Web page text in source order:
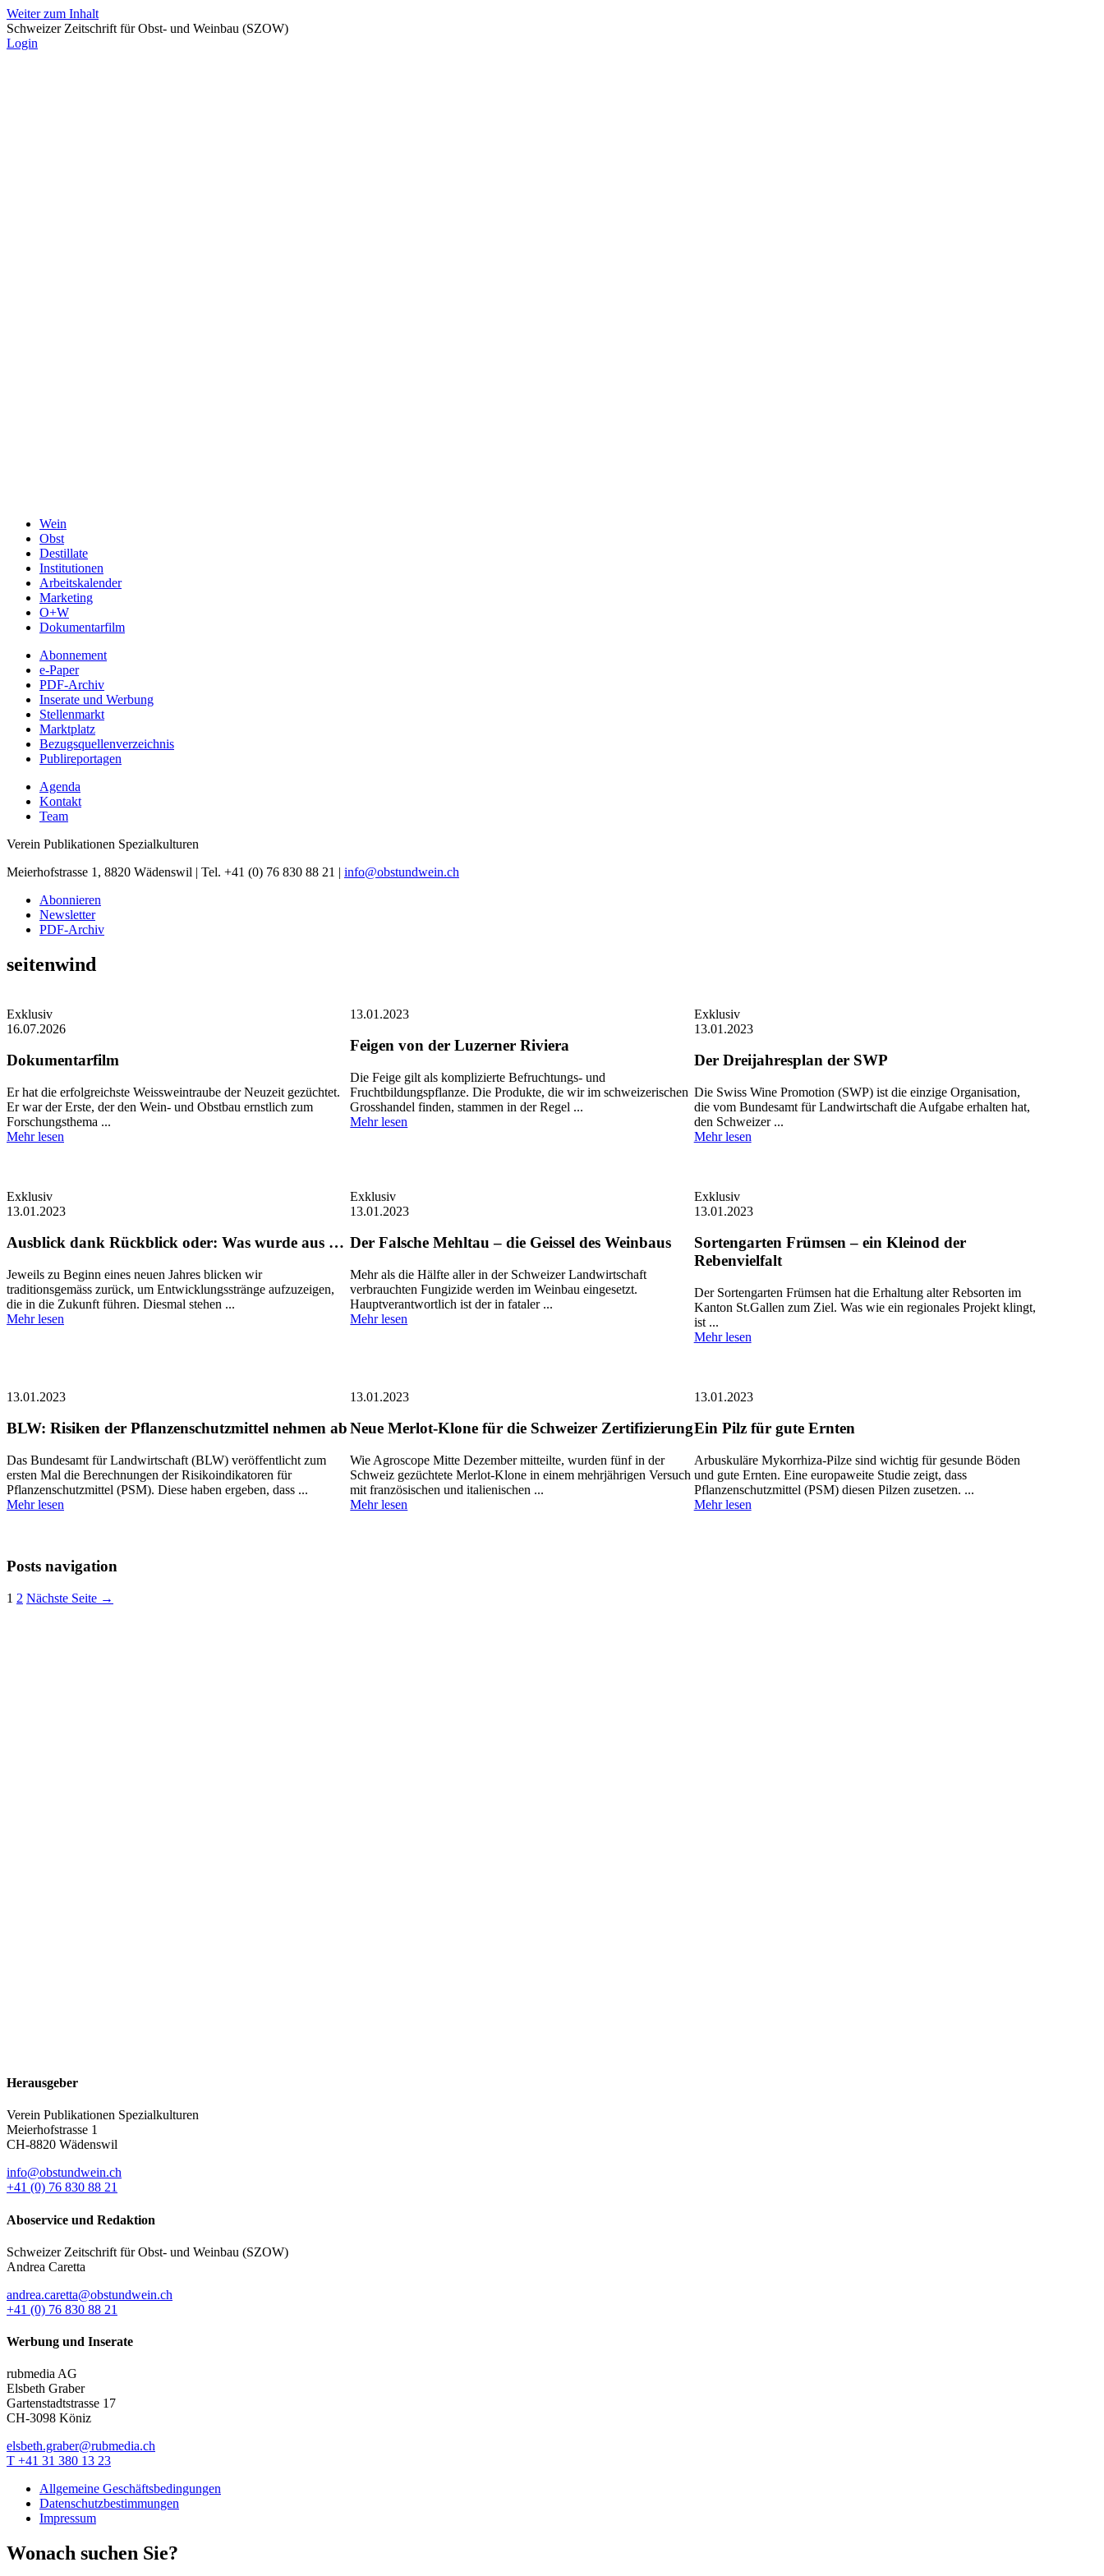
Weiter zum Inhalt
Schweizer Zeitschrift für Obst- und Weinbau (SZOW)
Login
Wein
Obst
Destillate
Institutionen
Arbeitskalender
Marketing
O+W
Dokumentarfilm
Abonnement
e-Paper
PDF-Archiv
Inserate und Werbung
Stellenmarkt
Marktplatz
Bezugsquellenverzeichnis
Publireportagen
Agenda
Kontakt
Team
Verein Publikationen Spezialkulturen
Meierhofstrasse 1, 8820 Wädenswil | Tel. +41 (0) 76 830 88 21 | info@obstundwein.ch
Abonnieren
Newsletter
PDF-Archiv
seitenwind
Exklusiv
16.07.2026
Dokumentarfilm
Er hat die erfolgreichste Weissweintraube der Neuzeit gezüchtet.
Er war der Erste, der den Wein- und Obstbau ernstlich zum
Forschungsthema ...
Mehr lesen
13.01.2023
Feigen von der Luzerner Riviera
Die Feige gilt als komplizierte Befruchtungs- und
Fruchtbildungspflanze. Die Produkte, die wir im schweizerischen
Grosshandel finden, stammen in der Regel ...
Mehr lesen
Exklusiv
13.01.2023
Der Dreijahresplan der SWP
Die Swiss Wine Promotion (SWP) ist die einzige Organisation,
die vom Bundesamt für Landwirtschaft die Aufgabe erhalten hat,
den Schweizer ...
Mehr lesen
Exklusiv
13.01.2023
Ausblick dank Rückblick oder: Was wurde aus …
Jeweils zu Beginn eines neuen Jahres blicken wir
traditionsgemäss zurück, um Entwicklungsstränge aufzuzeigen,
die in die Zukunft führen. Diesmal stehen ...
Mehr lesen
Exklusiv
13.01.2023
Der Falsche Mehltau – die Geissel des Weinbaus
Mehr als die Hälfte aller in der Schweizer Landwirtschaft
verbrauchten Fungizide werden im Weinbau eingesetzt.
Hauptverantwortlich ist der in fataler ...
Mehr lesen
Exklusiv
13.01.2023
Sortengarten Frümsen – ein Kleinod der
Rebenvielfalt
Der Sortengarten Frümsen hat die Erhaltung alter Rebsorten im
Kanton St.Gallen zum Ziel. Was wie ein regionales Projekt klingt,
ist ...
Mehr lesen
13.01.2023
BLW: Risiken der Pflanzenschutzmittel nehmen ab
Das Bundesamt für Landwirtschaft (BLW) veröffentlicht zum
ersten Mal die Berechnungen der Risikoindikatoren für
Pflanzenschutzmittel (PSM). Diese haben ergeben, dass ...
Mehr lesen
13.01.2023
Neue Merlot-Klone für die Schweizer Zertifizierung
Wie Agroscope Mitte Dezember mitteilte, wurden fünf in der
Schweiz gezüchtete Merlot-Klone in einem mehrjährigen Versuch
mit französischen und italienischen ...
Mehr lesen
13.01.2023
Ein Pilz für gute Ernten
Arbuskuläre Mykorrhiza-Pilze sind wichtig für gesunde Böden
und gute Ernten. Eine europaweite Studie zeigt, dass
Pflanzenschutzmittel (PSM) diesen Pilzen zusetzen. ...
Mehr lesen
Posts navigation
1 2 Nächste Seite →
Herausgeber
Verein Publikationen Spezialkulturen
Meierhofstrasse 1
CH-8820 Wädenswil
info@obstundwein.ch
+41 (0) 76 830 88 21
Aboservice und Redaktion
Schweizer Zeitschrift für Obst- und Weinbau (SZOW)
Andrea Caretta
andrea.caretta@obstundwein.ch
+41 (0) 76 830 88 21
Werbung und Inserate
rubmedia AG
Elsbeth Graber
Gartenstadtstrasse 17
CH-3098 Köniz
elsbeth.graber@rubmedia.ch
T +41 31 380 13 23
Allgemeine Geschäftsbedingungen
Datenschutzbestimmungen
Impressum
Wonach suchen Sie?